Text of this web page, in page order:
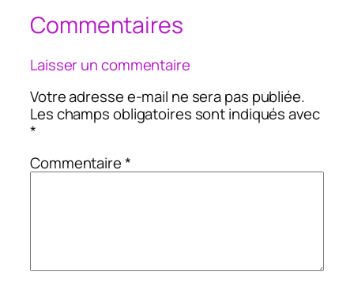
Commentaires
Laisser un commentaire
Votre adresse e-mail ne sera pas publiée.
Les champs obligatoires sont indiqués avec
*
Commentaire*